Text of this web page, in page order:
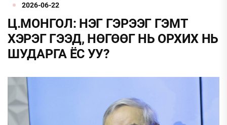
2026-06-22
Ц.МОНГОЛ: НЭГ ГЭРЭЭГ ГЭМТ
ХЭРЭГ ГЭЭД, НӨГӨӨГ НЬ ОРХИХ НЬ
ШУДАРГА ЁС УУ?